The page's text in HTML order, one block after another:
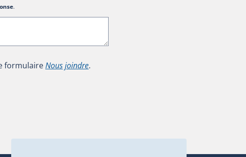
.
formulaireNous joindre.